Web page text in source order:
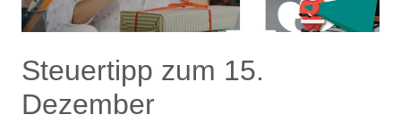
Steuertipp zum 15.
Dezember